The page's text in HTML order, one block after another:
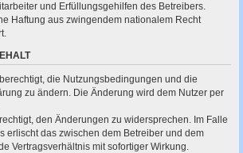
und Erfüllungsgehilfen des Betreibers.
Haftung aus zwingendem nationalem Recht
die Nutzungsbedingungen und die
zu ändern. Die Änderung wird dem Nutzer per
den Änderungen zu widersprechen. Im Falle
erlischt das zwischen dem Betreiber und dem
Vertragsverhältnis mit sofortiger Wirkung.